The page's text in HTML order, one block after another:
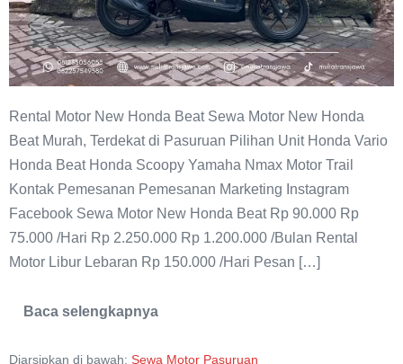
Rental Motor New Honda Beat Sewa Motor New Honda
Beat Murah, Terdekat di Pasuruan Pilihan Unit Honda Vario
Honda Beat Honda Scoopy Yamaha Nmax Motor Trail
Kontak Pemesanan Pemesanan Marketing Instagram
Facebook Sewa Motor New Honda Beat Rp 90.000 Rp
75.000 /Hari Rp 2.250.000 Rp 1.200.000 /Bulan Rental
Motor Libur Lebaran Rp 150.000 /Hari Pesan […]
Baca selengkapnya
Sewa
Honda
Diarsipkan di bawah: Sewa Motor Pasuruan